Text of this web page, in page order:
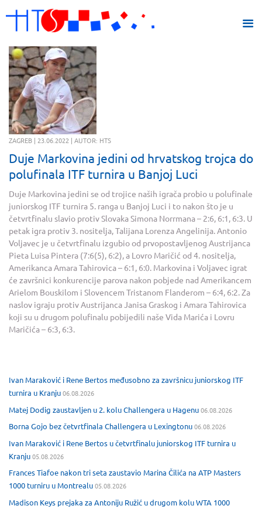
ZAGREB | 23.06.2022 | AUTOR: HTS
Duje Markovina jedini od hrvatskog trojca do
polufinala ITF turnira u Banjoj Luci
Duje Markovina jedini se od trojice naših igrača probio u polufinale
juniorskog ITF turnira 5. ranga u Banjoj Luci i to nakon što je u
četvrtfinalu slavio protiv Slovaka Simona Norrmana – 2:6, 6:1, 6:3. U
petak igra protiv 3. nositelja, Talijana Lorenza Angelinija. Antonio
Voljavec je u četvrtfinalu izgubio od prvopostavljenog Austrijanca
Pieta Luisa Pintera (7:6(5), 6:2), a Lovro Maričić od 4. nositelja,
Amerikanca Amara Tahirovica – 6:1, 6:0. Markovina i Voljavec igrat
će završnici konkurencije parova nakon pobjede nad Amerikancem
Arielom Bouskilom i Slovencem Tristanom Flanderom – 6:4, 6:2. Za
naslov igraju protiv Austrijanca Janisa Graskog i Amara Tahirovica
koji su u drugom polufinalu pobijedili naše Vida Marića i Lovru
Maričića – 6:3, 6:3.
Ivan Maraković i Rene Bertos međusobno za završnicu juniorskog ITF
turnira u Kranju06.08.2026
Matej Dodig zaustavljen u 2. kolu Challengera u Hagenu06.08.2026
Borna Gojo bez četvrtfinala Challengera u Lexingtonu06.08.2026
Ivan Maraković i Rene Bertos u četvrtfinalu juniorskog ITF turnira u
Kranju05.08.2026
Frances Tiafoe nakon tri seta zaustavio Marina Čilića na ATP Masters
1000 turniru u Montrealu05.08.2026
Madison Keys prejaka za Antoniju Ružić u drugom kolu WTA 1000